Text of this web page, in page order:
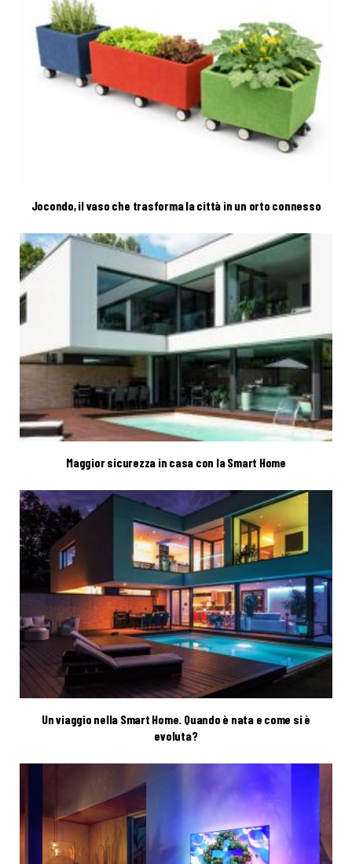
Jocondo, il vaso che trasforma la città in un orto connesso
Maggior sicurezza in casa con la Smart Home
Un viaggio nella Smart Home. Quando è nata e come si è
evoluta?